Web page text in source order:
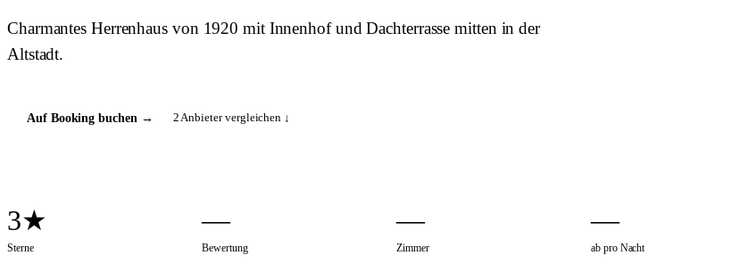
Charmantes Herrenhaus von 1920 mit Innenhof und Dachterrasse mitten in der
Altstadt.
Auf Booking buchen→ 2Anbieter vergleichen ↓
3★
Sterne
—
Bewertung
—
Zimmer
—
ab pro Nacht